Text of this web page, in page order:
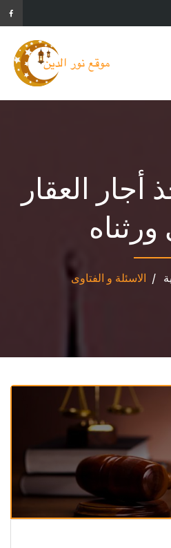
أجار العقار
ورثناه
الاسئلة و الفتاوى